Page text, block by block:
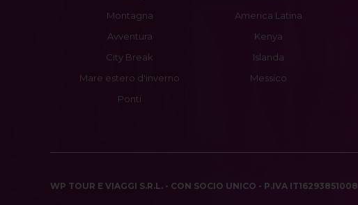
Montagna
Avventura
City Break
Mare estero d'inverno
Ponti
America Latina
Kenya
Islanda
Messico
WP TOUR E VIAGGI S.R.L. - CON SOCIO UNICO - P.IVA IT16293851008